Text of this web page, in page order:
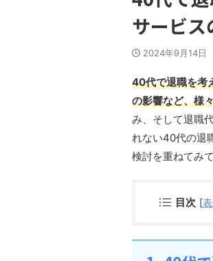
サービス
2024年9月14日
40代で退職を考
の影響など、様
み、そして退職
れない40代の退
検討を重ねてみ
目次 [